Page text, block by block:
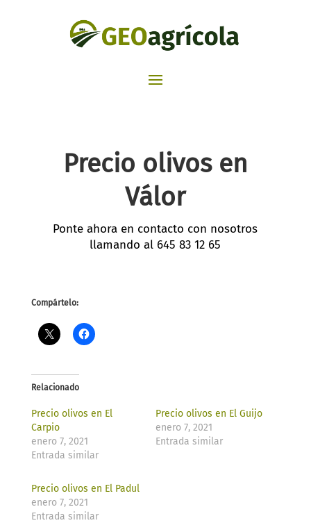
Precio olivos en
Válor
Ponte ahora en contacto con nosotros
llamando al 645 83 12 65
Compártelo:
Relacionado
Precio olivos en El
Carpio
enero 7, 2021
Entrada similar
Precio olivos en El Guijo
enero 7, 2021
Entrada similar
Precio olivos en El Padul
enero 7, 2021
Entrada similar